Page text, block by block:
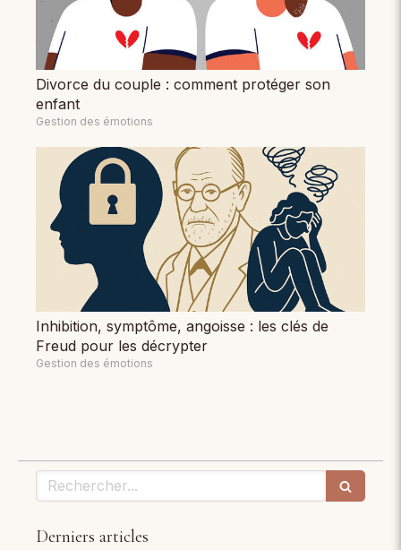
Divorce du couple : comment protéger son
enfant
Gestion des émotions
Inhibition, symptôme, angoisse : les clés de
Freud pour les décrypter
Gestion des émotions
Rechercher
Derniers articles